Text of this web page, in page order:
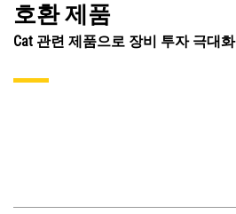
호환 제품
Cat 관련 제품으로 장비 투자 극대화